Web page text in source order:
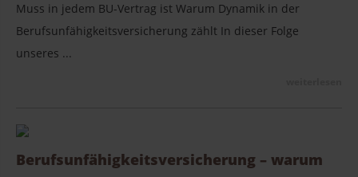
Muss in jedem BU-Vertrag ist Warum Dynamik in der
Berufsunfähigkeitsversicherung zählt In dieser Folge
unseres ...
Berufsunfähigkeitsversicherung – warum